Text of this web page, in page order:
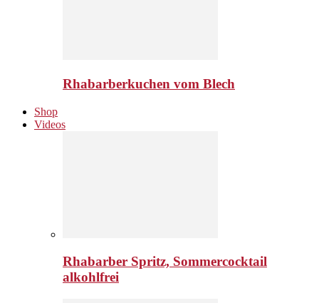
Rhabarberkuchen vom Blech
Shop
Videos
Rhabarber Spritz, Sommercocktail
alkohlfrei